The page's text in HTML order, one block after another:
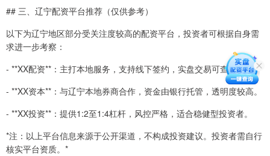
## 三、辽宁配资平台推荐（仅供参考）
以下为辽宁地区部分受关注度较高的配资平台，投资者可根据自身需
求进一步考察：
- **XX配资**：主打本地服务，支持线下签约，实盘交易可查。
- **XX资本**：与辽宁本地券商合作，资金由银行托管，透明度较高。
- **XX投资**：提供1:2至1:4杠杆，风控严格，适合稳健型投资者。
*注：以上平台信息来源于公开渠道，不构成投资建议。投资者需自行
核实平台资质。*